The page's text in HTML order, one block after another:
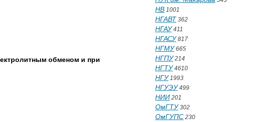
обменом и при
НВ 1001
НГАВТ 362
НГАУ411
НГАСУ817
НГМУ665
НГПУ214
НГТУ4610
НГУ1993
НГУЭУ499
НИИ 201
ОмГТУ302
ОмГУПС 230